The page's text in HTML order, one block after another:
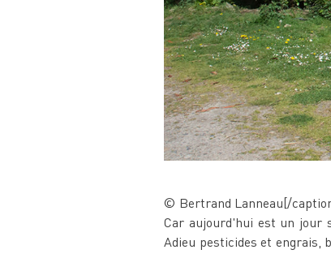
© Bertrand Lanneau[/
Car aujourd'hui est un jour
Adieu pesticides et engrais,